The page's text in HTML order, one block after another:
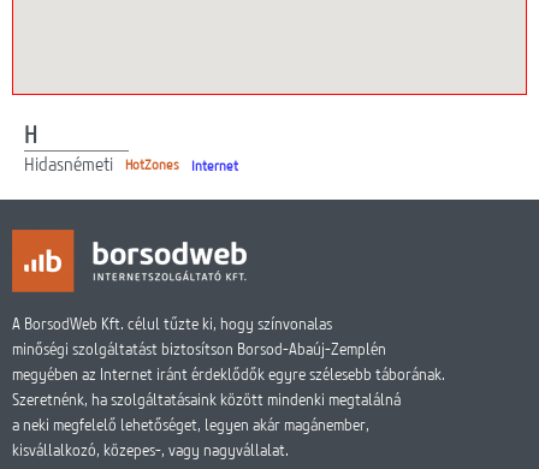
H
Hidasnémeti HotZones Internet
A BorsodWeb Kft. célul tűzte ki, hogy színvonalas
minőségi szolgáltatást biztosítson Borsod-Abaúj-Zemplén
megyében az Internet iránt érdeklődők egyre szélesebb táborának.
Szeretnénk, ha szolgáltatásaink között mindenki megtalálná
a neki megfelelő lehetőséget, legyen akár magánember,
kisvállalkozó, közepes-, vagy nagyvállalat.